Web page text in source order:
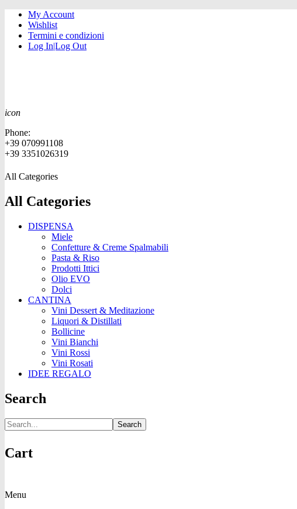
My Account
Wishlist
Termini e condizioni
Log In|Log Out
icon
Phone:
+39 070991108
+39 3351026319
All Categories
All Categories
DISPENSA
Miele
Confetture & Creme Spalmabili
Pasta & Riso
Prodotti Ittici
Olio EVO
Dolci
CANTINA
Vini Dessert & Meditazione
Liquori & Distillati
Bollicine
Vini Bianchi
Vini Rossi
Vini Rosati
IDEE REGALO
Search
Search
Cart
Menu